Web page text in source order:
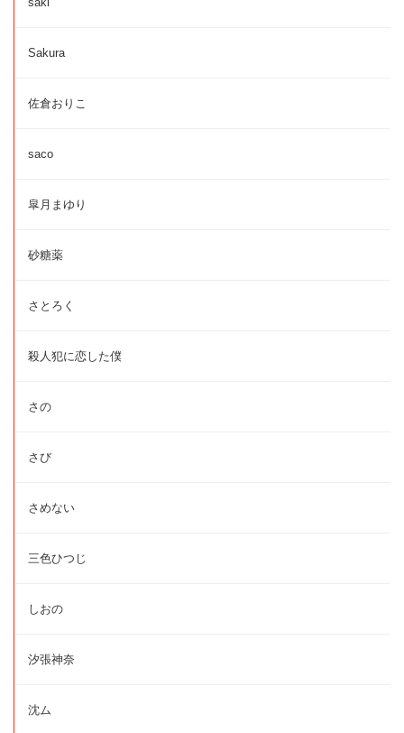
Sakura
佐倉おりこ
saco
皐月まゆり
砂糖薬
さとろく
殺人犯に恋した僕
さの
さび
さめない
三色ひつじ
しおの
汐張神奈
沈ム